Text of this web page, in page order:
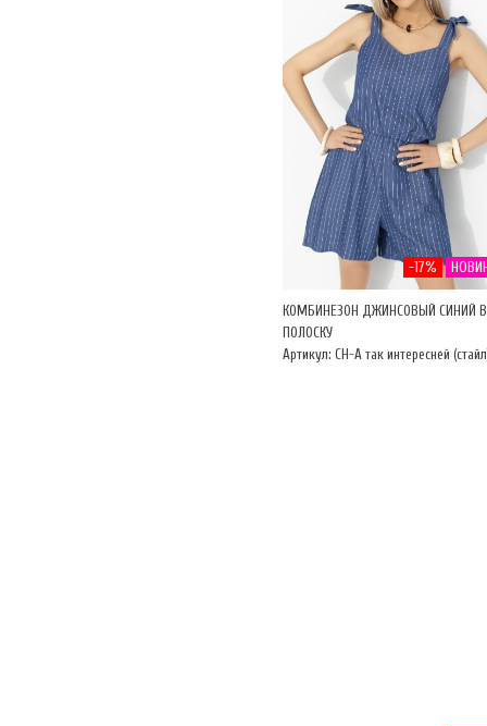
-17%
КОМБИНЕЗОН ДЖИНСОВЫЙ СИНИЙ В
ПОЛОСКУ
Артикул: CH-А так интересней